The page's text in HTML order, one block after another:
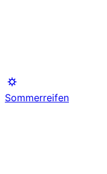
Sommerreifen